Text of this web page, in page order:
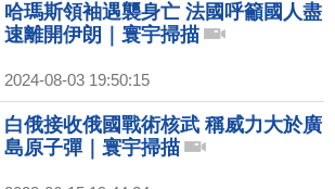
哈瑪斯領袖遇襲身亡 法國呼籲國人盡
速離開伊朗｜寰宇掃描
2024-08-03 19:50:15
白俄接收俄國戰術核武 稱威力大於廣
島原子彈｜寰宇掃描